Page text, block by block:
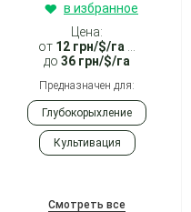
в избранное
Цена:
от 12 грн/$/га
до 36 грн/$/га
Предназначен для:
Глубокорыхление
Культивация
Вспашка
Смотреть все